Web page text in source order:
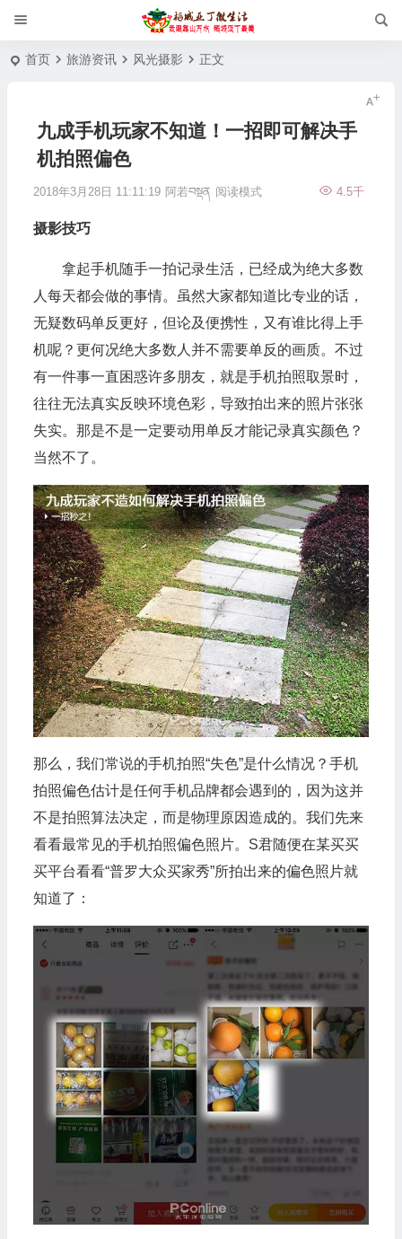
首页 旅游资讯 风光摄影 正文
九成手机玩家不知道！一招即可解决手
机拍照偏色
2018年3月28日 11:11:19 阿若བསྡན 4.5千
阅读模式
摄影技巧
拿起手机随手一拍记录生活，已经成为绝大多数
人每天都会做的事情。虽然大家都知道比专业的话，
无疑数码单反更好，但论及便携性，又有谁比得上手
机呢？更何况绝大多数人并不需要单反的画质。不过
有一件事一直困惑许多朋友，就是手机拍照取景时，
往往无法真实反映环境色彩，导致拍出来的照片张张
失实。那是不是一定要动用单反才能记录真实颜色？
当然不了。
那么，我们常说的手机拍照“失色”是什么情况？手机
拍照偏色估计是任何手机品牌都会遇到的，因为这并
不是拍照算法决定，而是物理原因造成的。我们先来
看看最常见的手机拍照偏色照片。S君随便在某买买
买平台看看“普罗大众买家秀”所拍出来的偏色照片就
知道了：